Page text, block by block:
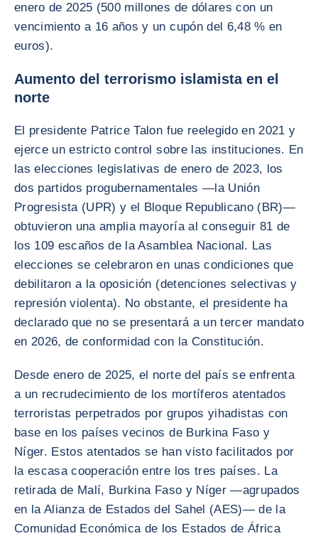
enero de 2025 (500 millones de dólares con un
vencimiento a 16 años y un cupón del 6,48 % en
euros).
Aumento del terrorismo islamista en el
norte
El presidente Patrice Talon fue reelegido en 2021 y
ejerce un estricto control sobre las instituciones. En
las elecciones legislativas de enero de 2023, los
dos partidos progubernamentales —la Unión
Progresista (UPR) y el Bloque Republicano (BR)—
obtuvieron una amplia mayoría al conseguir 81 de
los 109 escaños de la Asamblea Nacional. Las
elecciones se celebraron en unas condiciones que
debilitaron a la oposición (detenciones selectivas y
represión violenta). No obstante, el presidente ha
declarado que no se presentará a un tercer mandato
en 2026, de conformidad con la Constitución.
Desde enero de 2025, el norte del país se enfrenta
a un recrudecimiento de los mortíferos atentados
terroristas perpetrados por grupos yihadistas con
base en los países vecinos de Burkina Faso y
Níger. Estos atentados se han visto facilitados por
la escasa cooperación entre los tres países. La
retirada de Malí, Burkina Faso y Níger —agrupados
en la Alianza de Estados del Sahel (AES)— de la
Comunidad Económica de los Estados de África